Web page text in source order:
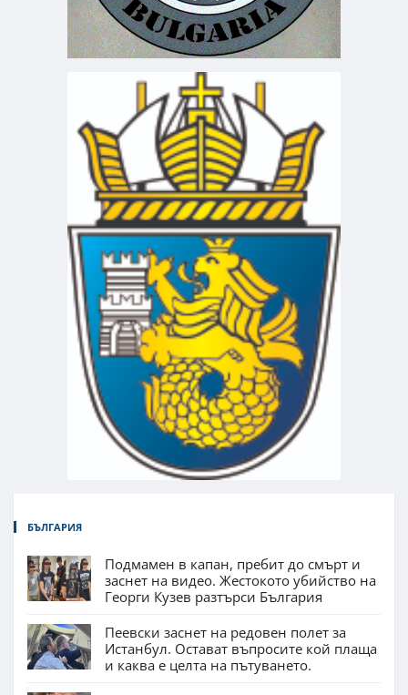
БЪЛГАРИЯ
Подмамен в капан, пребит до смърт и
заснет на видео. Жестокото убийство на
Георги Кузев разтърси България
Пеевски заснет на редовен полет за
Истанбул. Остават въпросите кой плаща
и каква е целта на пътуването.